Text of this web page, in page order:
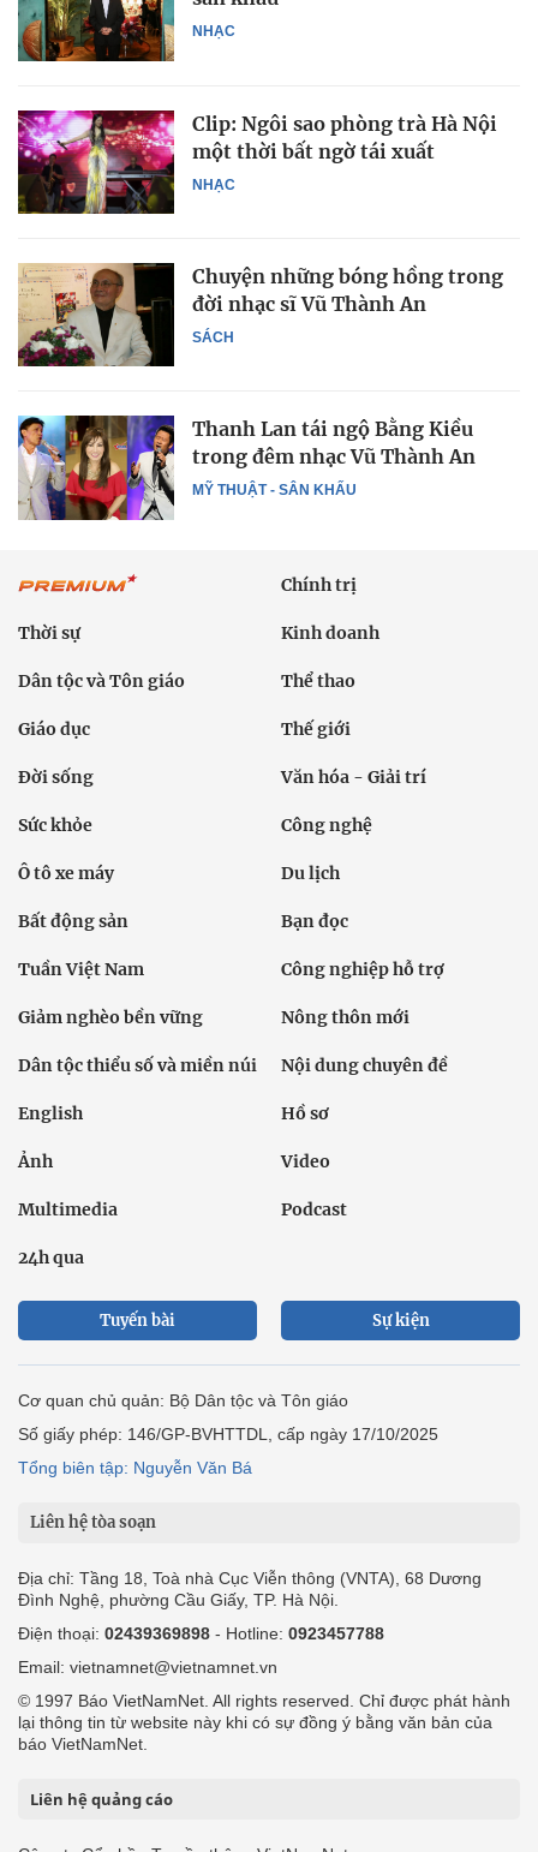
NHẠC
NHẠC
Clip: Ngôi sao phòng trà Hà Nội
một thời bất ngờ tái xuất
SÁCH
Chuyện những bóng hồng trong
đời nhạc sĩ Vũ Thành An
MỸ THUẬT - SÂN KHẤU
Thanh Lan tái ngộ Bằng Kiều
trong đêm nhạc Vũ Thành An
Chính trị
Thời sự Kinh doanh
Dân tộc và Tôn giáo Thể thao
Giáo dục Thế giới
Đời sống Văn hóa - Giải trí
Sức khỏe Công nghệ
Ô tô xe máy Du lịch
Bất động sản Bạn đọc
Tuần Việt Nam Công nghiệp hỗ trợ
Giảm nghèo bền vững Nông thôn mới
Dân tộc thiểu số và miền núi Nội dung chuyên đề
English Hồ sơ
Ảnh Video
Multimedia Podcast
24h qua
Tuyến bài Sự kiện
Cơ quan chủ quản: Bộ Dân tộc và Tôn giáo
Số giấy phép: 146/GP-BVHTTDL, cấp ngày 17/10/2025
Tổng biên tập: Nguyễn Văn Bá
Liên hệ tòa soạn
Địa chỉ: Tầng 18, Toà nhà Cục Viễn thông (VNTA), 68 Dương
Đình Nghệ, phường Cầu Giấy, TP. Hà Nội.
Điện thoại: 02439369898 - Hotline: 0923457788
Email: vietnamnet@vietnamnet.vn
© 1997 Báo VietNamNet. All rights reserved. Chỉ được phát hành
lại thông tin từ website này khi có sự đồng ý bằng văn bản của
báo VietNamNet.
Liên hệ quảng cáo